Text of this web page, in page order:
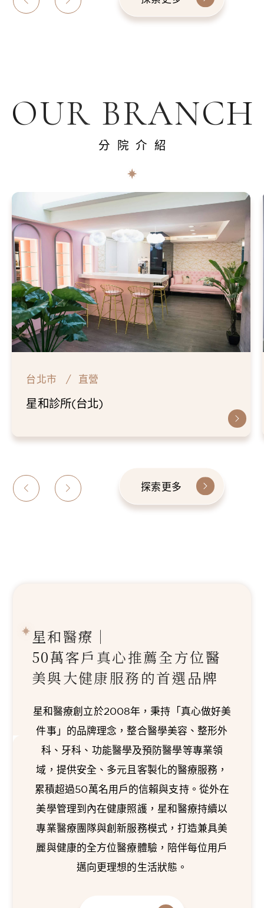
OUR BRANCH
分院介紹
台北市 直營
星和診所(台北)
探索更多
星和醫療｜
50萬客戶真心推薦全方位醫
美與大健康服務的首選品牌
星和醫療創立於2008年，秉持「真心做好美
件事」的品牌理念，整合醫學美容、整形外
科、牙科、功能醫學及預防醫學等專業領
域，提供安全、多元且客製化的醫療服務，
累積超過50萬名用戶的信賴與支持。從外在
美學管理到內在健康照護，星和醫療持續以
專業醫療團隊與創新服務模式，打造兼具美
麗與健康的全方位醫療體驗，陪伴每位用戶
邁向更理想的生活狀態。